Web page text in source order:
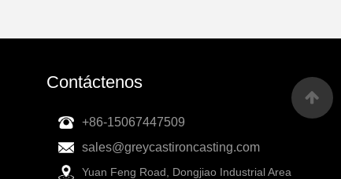
Contáctenos
+86-15067447509
sales@greycastironcasting.com
Yuan Feng Road, Dongjiao Industrial Area